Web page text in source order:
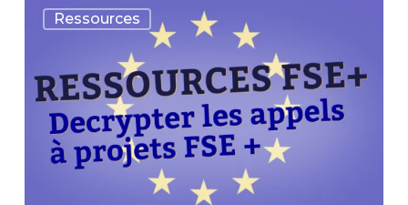
Ressources
Décryptez
appels
projets